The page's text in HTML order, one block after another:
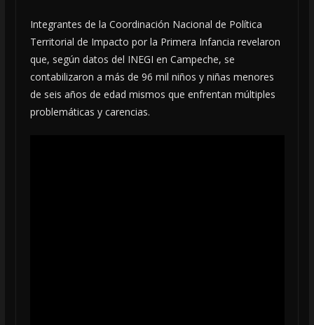
Integrantes de la Coordinación Nacional de Política
Territorial de Impacto por la Primera Infancia revelaron
que, según datos del INEGI en Campeche, se
contabilizaron a más de 96 mil niños y niñas menores
de seis años de edad mismos que enfrentan múltiples
problemáticas y carencias.